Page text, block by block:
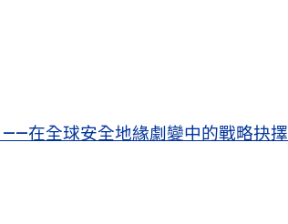
在全球安全地緣劇變中的戰略抉擇